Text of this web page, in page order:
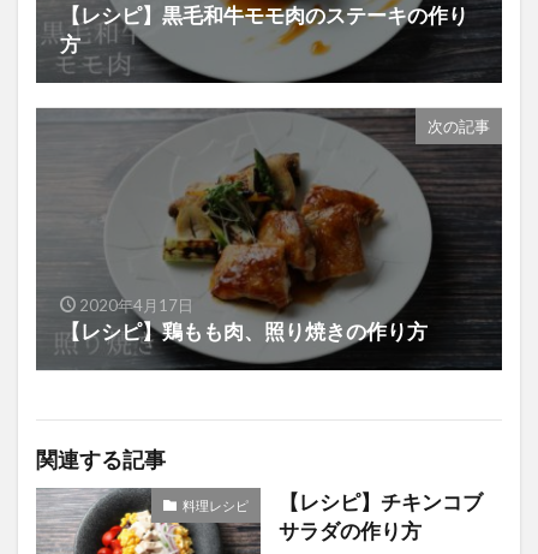
【レシピ】黒毛和牛モモ肉のステーキの作り
方
次の記事
2020年4月17日
【レシピ】鶏もも肉、照り焼きの作り方
関連する記事
料理レシピ
【レシピ】チキンコブ
サラダの作り方